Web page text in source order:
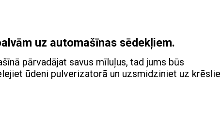
uz automašīnas sēdekļiem.
pārvadājat savus mīluļus, tad jums būs
ūdeni pulverizatorā un uzsmidziniet uz